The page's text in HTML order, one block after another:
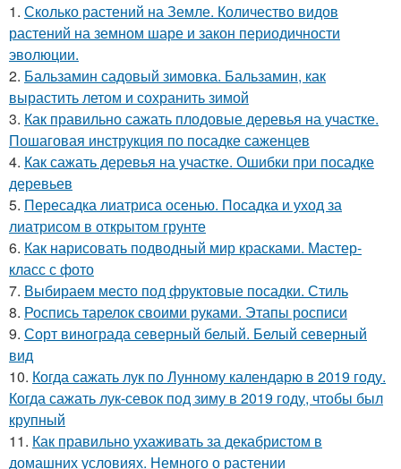
1. Сколько растений на Земле. Количество видов
растений на земном шаре и закон периодичности
эволюции.
2. Бальзамин садовый зимовка. Бальзамин, как
вырастить летом и сохранить зимой
3. Как правильно сажать плодовые деревья на участке.
Пошаговая инструкция по посадке саженцев
4. Как сажать деревья на участке. Ошибки при посадке
деревьев
5. Пересадка лиатриса осенью. Посадка и уход за
лиатрисом в открытом грунте
6. Как нарисовать подводный мир красками. Мастер-
класс с фото
7. Выбираем место под фруктовые посадки. Стиль
8. Роспись тарелок своими руками. Этапы росписи
9. Сорт винограда северный белый. Белый северный
вид
10. Когда сажать лук по Лунному календарю в 2019 году.
Когда сажать лук-севок под зиму в 2019 году, чтобы был
крупный
11. Как правильно ухаживать за декабристом в
домашних условиях. Немного о растении